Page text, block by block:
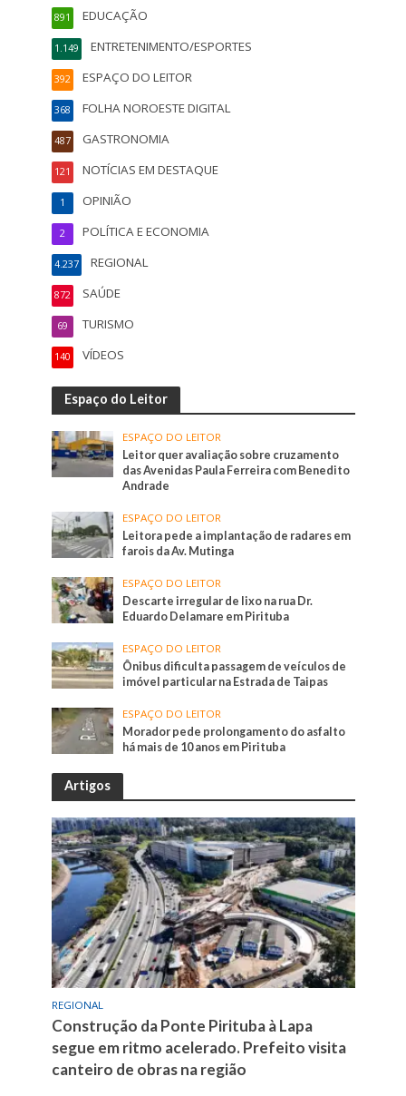
EDUCAÇÃO
891
ENTRETENIMENTO/ESPORTES
1.149
ESPAÇO DO LEITOR
392
FOLHA NOROESTE DIGITAL
368
GASTRONOMIA
487
NOTÍCIAS EM DESTAQUE
121
OPINIÃO
1
POLÍTICA E ECONOMIA
2
REGIONAL
4.237
SAÚDE
872
TURISMO
69
VÍDEOS
140
Espaço do Leitor
ESPAÇO DO LEITOR
Leitor quer avaliação sobre cruzamento
das Avenidas Paula Ferreira com Benedito
Andrade
ESPAÇO DO LEITOR
Leitora pede a implantação de radares em
farois da Av. Mutinga
ESPAÇO DO LEITOR
Descarte irregular de lixo na rua Dr.
Eduardo Delamare em Pirituba
ESPAÇO DO LEITOR
Ônibus dificulta passagem de veículos de
imóvel particular na Estrada de Taipas
ESPAÇO DO LEITOR
Morador pede prolongamento do asfalto
há mais de 10 anos em Pirituba
Artigos
REGIONAL
Construção da Ponte Pirituba à Lapa
segue em ritmo acelerado. Prefeito visita
canteiro de obras na região